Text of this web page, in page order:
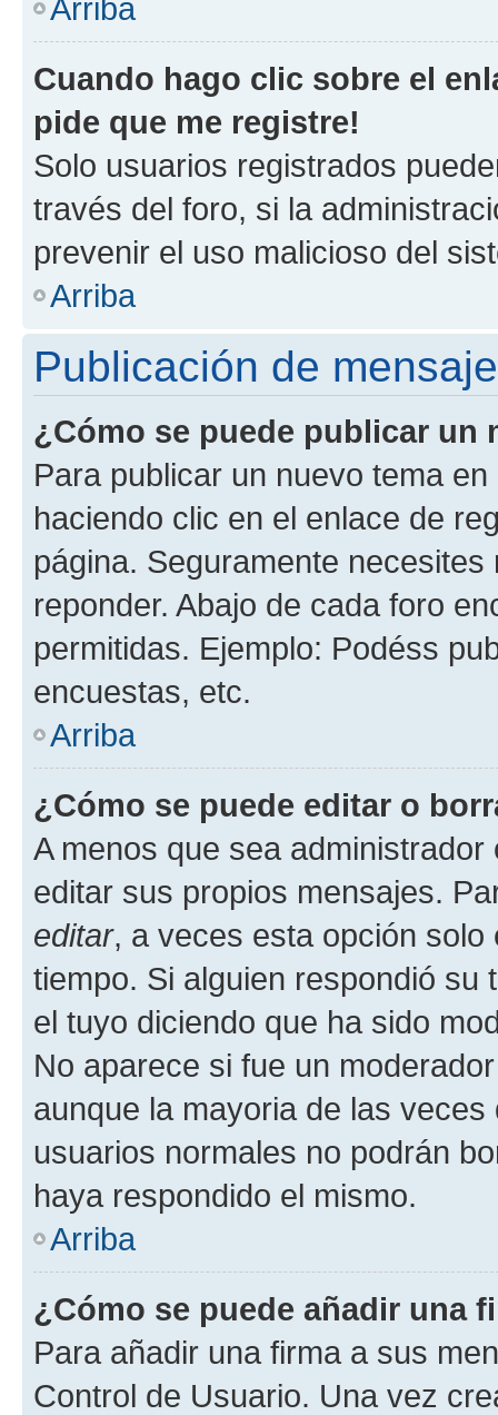
Arriba
Cuando hago clic sobre el
pide que me registre!
Solo usuarios registrados
través del foro, si la
prevenir el uso malicioso del
Arriba
Publicación de
¿Cómo se puede publicar un
Para publicar un nuevo tema
haciendo clic en el enlace de
página. Seguramente
reponder. Abajo de cada foro
permitidas. Ejemplo: Podéss
encuestas, etc.
Arriba
¿Cómo se puede editar o
A menos que sea
editar sus propios mensajes.
editar, a veces esta opción
tiempo. Si alguien respondió
el tuyo diciendo que ha sido
No aparece si fue un
aunque la mayoria de las
usuarios normales no podrán
haya respondido el mismo.
Arriba
¿Cómo se puede añadir una
Para añadir una firma a sus
Control de Usuario. Una vez